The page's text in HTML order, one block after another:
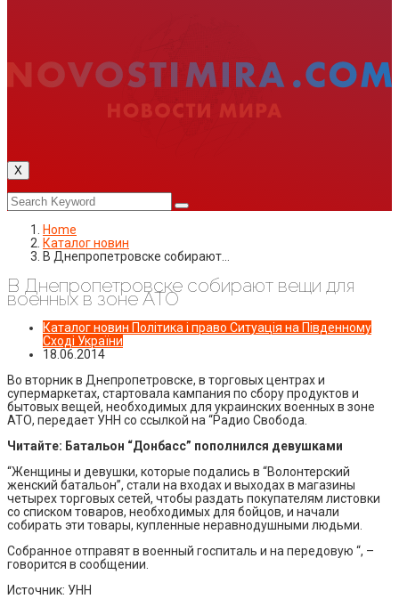
X
Home
Каталог новин
В Днепропетровске собирают…
В Днепропетровске собирают вещи для
военных в зоне АТО
Каталог новин Політика і право Ситуація на Південному
Сході України
18.06.2014
Во вторник в Днепропетровске, в торговых центрах и
супермаркетах, стартовала кампания по сбору продуктов и
бытовых вещей, необходимых для украинских военных в зоне
АТО, передает УНН со ссылкой на “Радио Свобода.
Читайте: Батальон “Донбасс” пополнился девушками
“Женщины и девушки, которые подались в “Волонтерский
женский батальон”, стали на входах и выходах в магазины
четырех торговых сетей, чтобы раздать покупателям листовки
со списком товаров, необходимых для бойцов, и начали
собирать эти товары, купленные неравнодушными людьми.
Собранное отправят в военный госпиталь и на передовую “, –
говорится в сообщении.
Источник: УНН